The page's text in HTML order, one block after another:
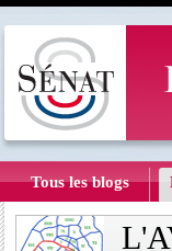
Tous les blogs